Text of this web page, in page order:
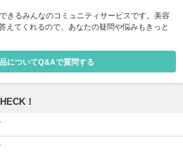
きるみんなのコミュニティサービスです。美容
えてくれるので、あなたの疑問や悩みもきっと
についてQ&Aで質問する
！